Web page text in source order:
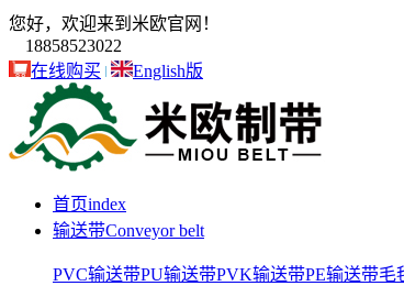
您好，欢迎来到米欧官网！
18858523022
在线购买
English版
首页index
输送带Conveyor belt
PVC输送带PU输送带PVK输送带PE输送带毛